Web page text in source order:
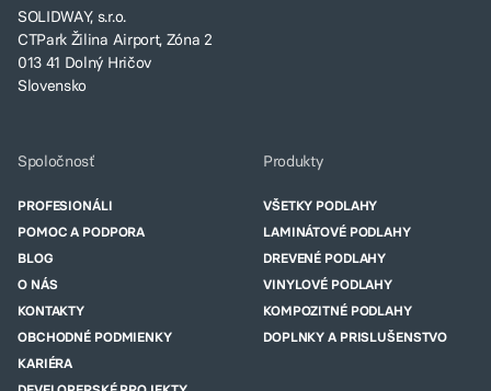
SOLIDWAY, s.r.o.
CTPark Žilina Airport, Zóna 2
013 41 Dolný Hričov
Slovensko
Spoločnosť
PROFESIONÁLI
POMOC A PODPORA
BLOG
O NÁS
KONTAKTY
OBCHODNÉ PODMIENKY
KARIÉRA
Produkty
VŠETKY PODLAHY
LAMINÁTOVÉ PODLAHY
DREVENÉ PODLAHY
VINYLOVÉ PODLAHY
KOMPOZITNÉ PODLAHY
DOPLNKY A PRISLUŠENSTVO